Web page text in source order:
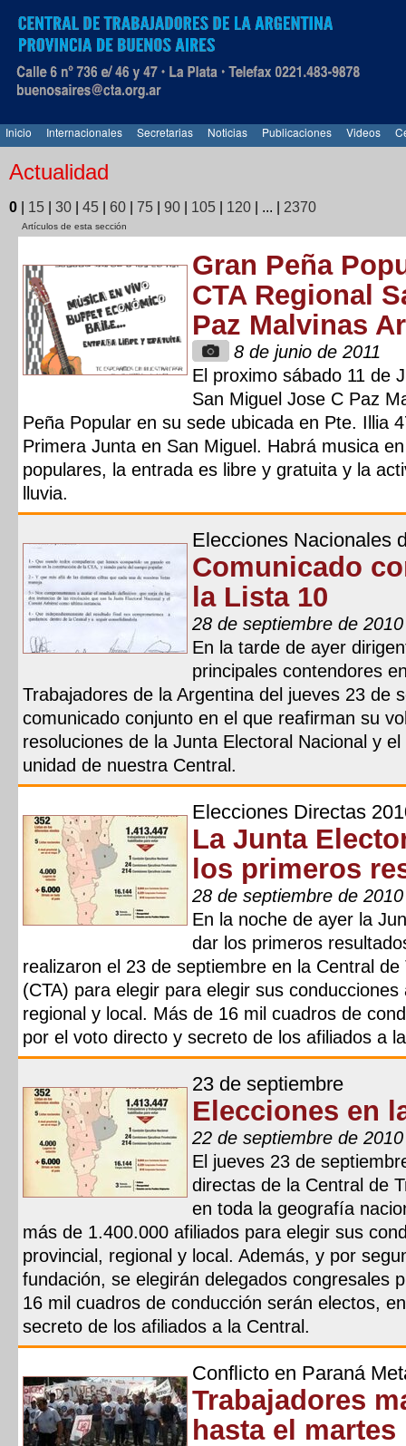
Inicio Internacionales Secretarias Noticias Publicaciones Videos
Actualidad
0 15 30 45 60 75 90 105 120 ... 2370
Artículos de esta sección
Gran Peña
CTA Regional
Paz Malvinas
8 de junio de 2011
El proximo sábado 11 de
San Miguel Jose C Paz
Peña Popular en su sede ubicada en Pte. Illia
Primera Junta en San Miguel. Habrá musica
populares, la entrada es libre y gratuita y la
lluvia.
Elecciones Nacionales
Comunicado
la Lista 10
28 de septiembre de 2010
En la tarde de ayer
principales contendores
Trabajadores de la Argentina del jueves 23 de
comunicado conjunto en el que reafirman su
resoluciones de la Junta Electoral Nacional y
unidad de nuestra Central.
Elecciones Directas
La Junta
los primeros
28 de septiembre de 2010
En la noche de ayer la
dar los primeros
realizaron el 23 de septiembre en la Central
(CTA) para elegir para elegir sus
regional y local. Más de 16 mil cuadros de
por el voto directo y secreto de los afiliados a
23 de septiembre
Elecciones en
22 de septiembre de 2010
El jueves 23 de
directas de la Central de
en toda la geografía
más de 1.400.000 afiliados para elegir sus
provincial, regional y local. Además, y por
fundación, se elegirán delegados congresales
16 mil cuadros de conducción serán electos,
secreto de los afiliados a la Central.
Conflicto en Paraná
Trabajadores
hasta el martes